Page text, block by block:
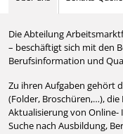
Die Abteilung
– beschäftigt sich mit den
Berufsinformation und
Zu ihren Aufgaben gehört
(Folder, Broschüren,…),
Aktualisierung von
Suche nach Ausbildung,